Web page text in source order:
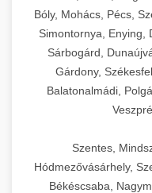
Bóly, Mohács, Pécs,
Simontornya, Enying,
Sárbogárd,
Gárdony,
Balatonalmádi,
Szentes,
Hódmezővásárhely,
Békéscsaba,